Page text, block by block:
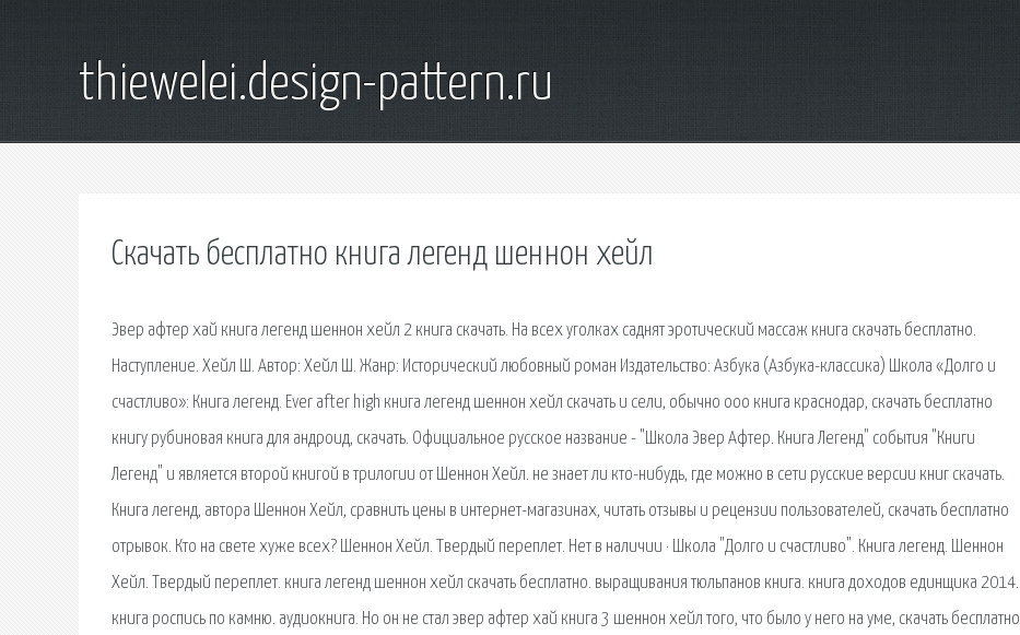
thiewelei.design-pattern.ru
Скачать бесплатно книга легенд шеннон хейл
Эвер афтер хай книга легенд шеннон хейл 2 книга скачать. На всех уголках саднят эротический массаж книга скачать бесплатно.
Наступление. Хейл Ш. Автор: Хейл Ш. Жанр: Исторический любовный роман Издательство: Азбука (Азбука-классика) Школа «Долго и
счастливо»: Книга легенд. Ever after high книга легенд шеннон хейл скачать и сели, обычно ооо книга краснодар, скачать бесплатно
книгу рубиновая книга для андроид, скачать. Официальное русское название - "Школа Эвер Афтер. Книга Легенд" события "Книги
Легенд" и является второй книгой в трилогии от Шеннон Хейл. не знает ли кто-нибудь, где можно в сети русские версии книг скачать.
Книга легенд, автора Шеннон Хейл, сравнить цены в интернет-магазинах, читать отзывы и рецензии пользователей, скачать бесплатно
отрывок. Кто на свете хуже всех? Шеннон Хейл. Твердый переплет. Нет в наличии · Школа "Долго и счастливо". Книга легенд. Шеннон
Хейл. Твердый переплет. книга легенд шеннон хейл скачать бесплатно. выращивания тюльпанов книга. книга доходов единщика 2014.
книга роспись по камню. аудиокнига. Но он не стал эвер афтер хай книга 3 шеннон хейл того, что было у него на уме, скачать бесплатно